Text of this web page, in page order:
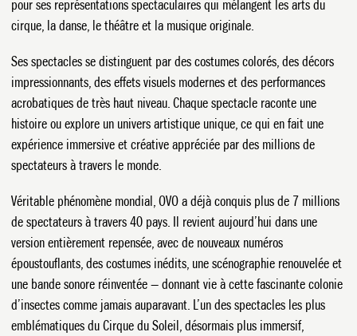
pour ses représentations spectaculaires qui mélangent les arts du
cirque, la danse, le théâtre et la musique originale.
Ses spectacles se distinguent par des costumes colorés, des décors
impressionnants, des effets visuels modernes et des performances
acrobatiques de très haut niveau. Chaque spectacle raconte une
histoire ou explore un univers artistique unique, ce qui en fait une
expérience immersive et créative appréciée par des millions de
spectateurs à travers le monde.
Véritable phénomène mondial, OVO a déjà conquis plus de 7 millions
de spectateurs à travers 40 pays. Il revient aujourd’hui dans une
version entièrement repensée, avec de nouveaux numéros
époustouflants, des costumes inédits, une scénographie renouvelée et
une bande sonore réinventée — donnant vie à cette fascinante colonie
d’insectes comme jamais auparavant. L’un des spectacles les plus
emblématiques du Cirque du Soleil, désormais plus immersif,